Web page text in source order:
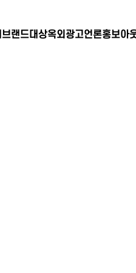
브랜드대상옥외광고언론홍보아